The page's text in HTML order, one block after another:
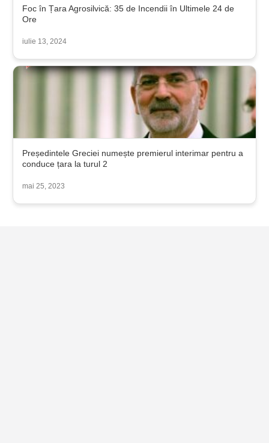
Foc în Țara Agrosilvică: 35 de Incendii în Ultimele 24 de
Ore
iulie 13, 2024
Președintele Greciei numește premierul interimar pentru a
conduce țara la turul 2
mai 25, 2023